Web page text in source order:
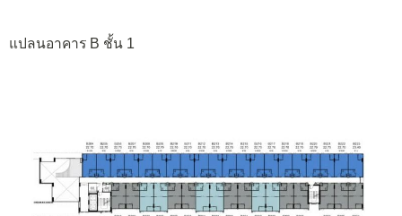
แปลนอาคาร B ชั้น 1